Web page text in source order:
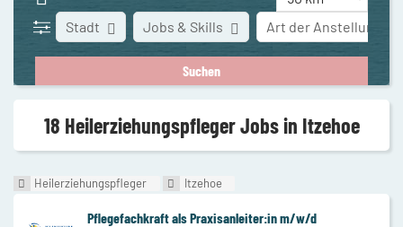
Stadt Art der Anstellung
Jobs & Skills
18 Heilerziehungspfleger Jobs in Itzehoe
Heilerziehungspfleger Itzehoe
Pflegefachkraft als Praxisanleiter:in m/w/d